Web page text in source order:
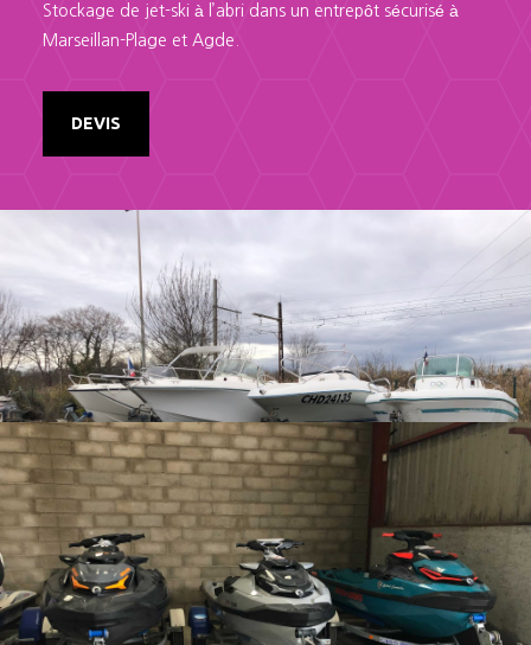
Stockage de jet-ski à l’abri dans un entrepôt sécurisé à
Marseillan-Plage et Agde.
DEVIS